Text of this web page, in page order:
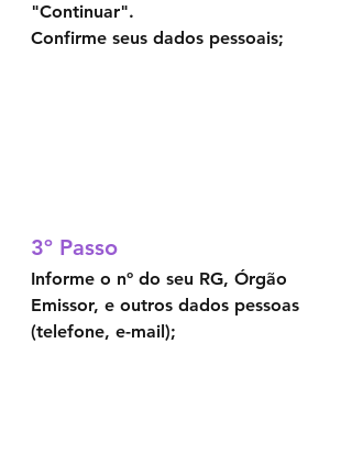
"Continuar".
Confirme seus dados pessoais;
Informe o nº do seu RG, Órgão
Emissor, e outros dados pessoas
(telefone, e-mail);